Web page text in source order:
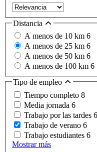
Distancia
A menos de 10 km 6
A menos de 25 km 6
A menos de 50 km 6
A menos de 100 km 6
Tipo de empleo
Tiempo completo 8
Media jornada 6
Trabajo por las tardes 6
Trabajo de verano 6
Trabajo estudiantes 6
Mostrar más